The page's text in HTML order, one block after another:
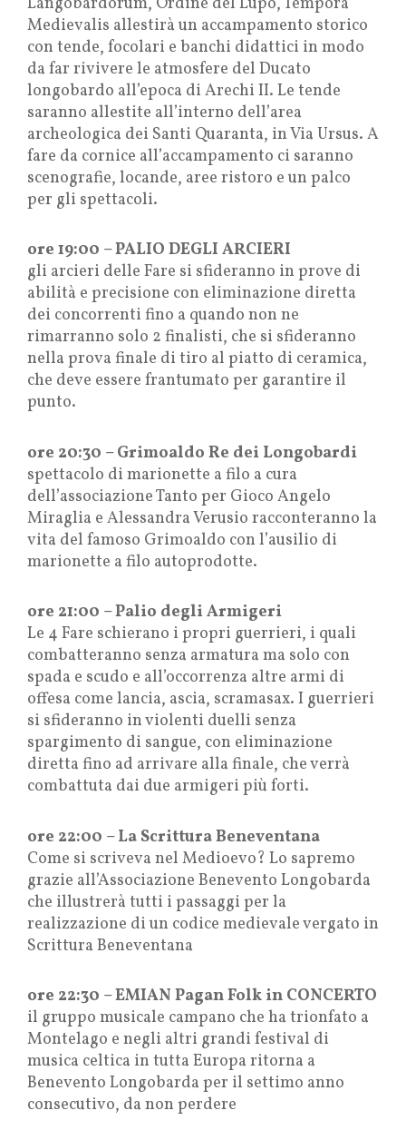
Medievalis allestirà un accampamento storico
con tende, focolari e banchi didattici in modo
da far rivivere le atmosfere del Ducato
longobardo all’epoca di Arechi II. Le tende
saranno allestite all’interno dell’area
archeologica dei Santi Quaranta, in Via Ursus. A
fare da cornice all’accampamento ci saranno
scenografie, locande, aree ristoro e un palco
per gli spettacoli.
ore 19:00 – PALIO DEGLI ARCIERI
gli arcieri delle Fare si sfideranno in prove di
abilità e precisione con eliminazione diretta
dei concorrenti fino a quando non ne
rimarranno solo 2 finalisti, che si sfideranno
nella prova finale di tiro al piatto di ceramica,
che deve essere frantumato per garantire il
punto.
ore 20:30 – Grimoaldo Re dei Longobardi
spettacolo di marionette a filo a cura
dell’associazione Tanto per Gioco Angelo
Miraglia e Alessandra Verusio racconteranno la
vita del famoso Grimoaldo con l’ausilio di
marionette a filo autoprodotte.
ore 21:00 – Palio degli Armigeri
Le 4 Fare schierano i propri guerrieri, i quali
combatteranno senza armatura ma solo con
spada e scudo e all’occorrenza altre armi di
offesa come lancia, ascia, scramasax. I guerrieri
si sfideranno in violenti duelli senza
spargimento di sangue, con eliminazione
diretta fino ad arrivare alla finale, che verrà
combattuta dai due armigeri più forti.
ore 22:00 – La Scrittura Beneventana
Come si scriveva nel Medioevo? Lo sapremo
grazie all’Associazione Benevento Longobarda
che illustrerà tutti i passaggi per la
realizzazione di un codice medievale vergato in
Scrittura Beneventana
ore 22:30 – EMIAN Pagan Folk in CONCERTO
il gruppo musicale campano che ha trionfato a
Montelago e negli altri grandi festival di
musica celtica in tutta Europa ritorna a
Benevento Longobarda per il settimo anno
consecutivo, da non perdere